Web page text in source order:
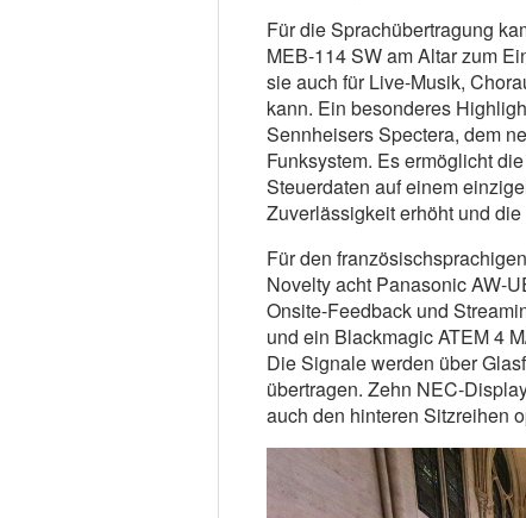
Für die Sprachübertragung
MEB-114 SW am Altar zum
sie auch für Live-Musik,
kann. Ein besonderes
Sennheisers Spectera, dem
Funksystem. Es ermöglicht
Steuerdaten auf einem
Zuverlässigkeit erhöht und
Für den
Novelty acht Panasonic AW-
Onsite-Feedback und
und ein Blackmagic ATEM 4
Die Signale werden über
übertragen. Zehn NEC-
auch den hinteren Sitzreihen